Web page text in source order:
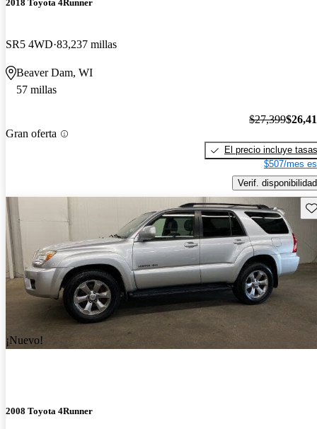
2018 Toyota 4Runner
SR5 4WD 83,237 millas
Beaver Dam, WI
57 millas
Gran oferta
$27,399
El precio incluye tasas
$507/mes
Verif. disponibilidad
¡Nuevo!
2008 Toyota 4Runner